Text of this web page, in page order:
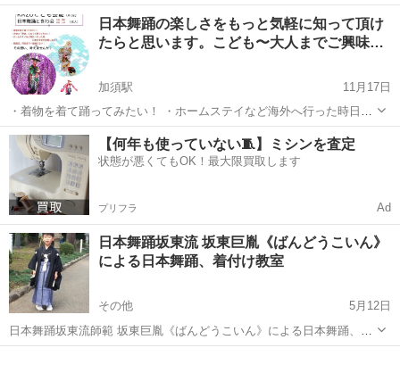
2・4日曜日 3才～6才クラス 10：00～11：00 小学
生クラス 11：30～12：45 《受講料》3才～6才クラス 月...
埼玉 吉川市 吉川駅 日本舞踊 クラス
日本舞踊の楽しさをもっと気軽に知って頂け
たらと思います。こども〜大人までご興味…
加須駅
11月17日
・着物を着て踊ってみたい！ ・ホームステイなど海外へ行った時日本
の文化を披露したい！ ・結婚式、同窓会で一曲踊ってみたい！ ・昔習
っていたけど、また気軽に始めたい！ その想い、叶えませんか？ 古
典、小唄...
埼玉 加須市 加須駅 日本舞踊 小唄
【何年も使っていない🧵】ミシンを査定
状態が悪くてもOK！最大限買取します
プリフラ Ad
日本舞踊坂東流 坂東巨胤《ばんどうこいん》
による日本舞踊、着付け教室
その他
5月12日
日本舞踊坂東流師範 坂東巨胤《ばんどうこいん》による日本舞踊、着
付けの指導教室になります。お子様には姿勢と集中力を増す所作から